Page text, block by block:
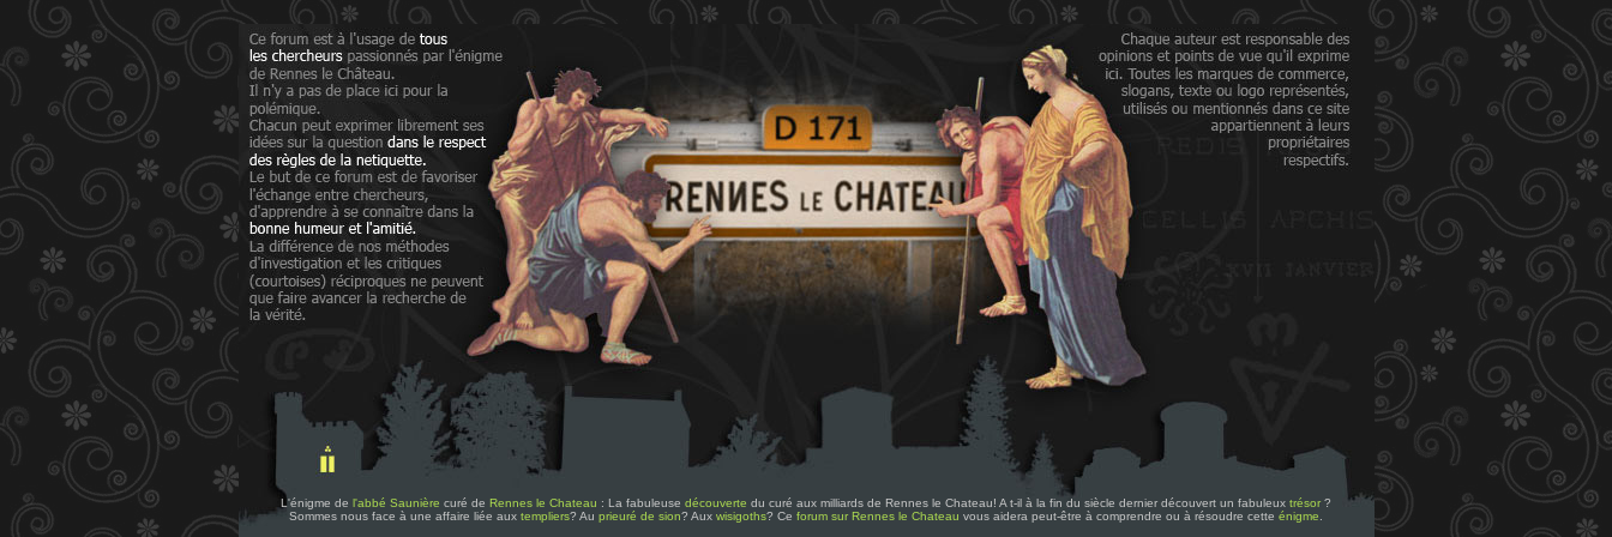
L'énigme de l'abbé Saunière curé de Rennes le Chateau : La fabuleuse découverte du curé aux milliards de Rennes le Chateau! A t-il à la fin du siècle dernier découvert un fabuleux trésor ?
Sommes nous face à une affaire liée aux templiers? Au prieuré de sion? Aux wisigoths? Ce forum sur Rennes le Chateau vous aidera peut-être à comprendre ou à résoudre cette énigme